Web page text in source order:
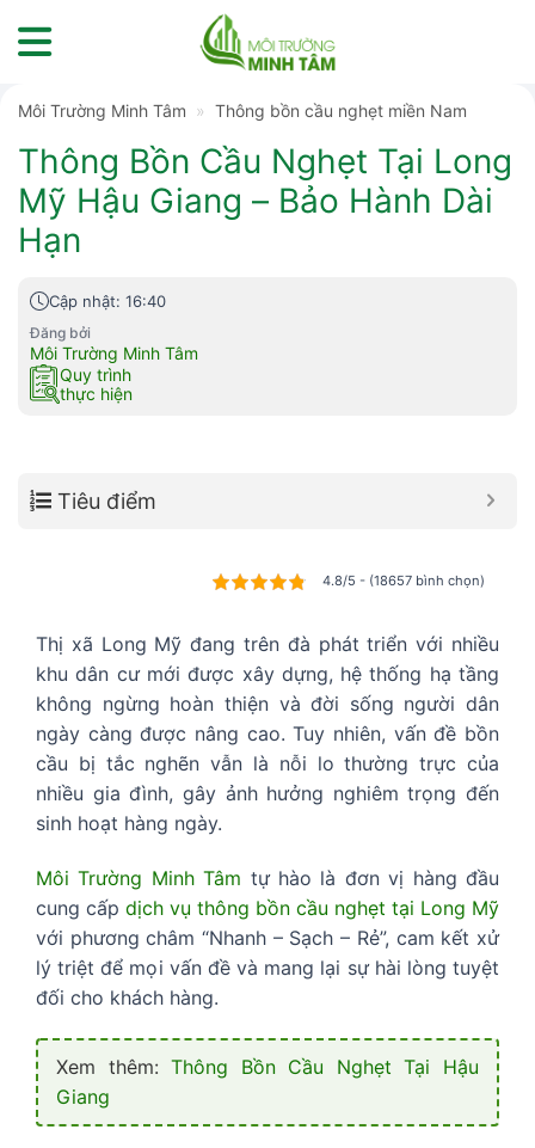
to
Môi Trường Minh Tâm » Thông bồn cầu nghẹt miền Nam
Thông Bồn Cầu Nghẹt Tại Long
Mỹ Hậu Giang – Bảo Hành Dài
Hạn
Cập nhật: 16:40
Đăng bởi
Môi Trường Minh Tâm
Quy trình
thực hiện
Tiêu điểm
4.8/5 - (18657 bình chọn)
Thị xã Long Mỹ đang trên đà phát triển với nhiều
khu dân cư mới được xây dựng, hệ thống hạ tầng
không ngừng hoàn thiện và đời sống người dân
ngày càng được nâng cao. Tuy nhiên, vấn đề bồn
cầu bị tắc nghẽn vẫn là nỗi lo thường trực của
nhiều gia đình, gây ảnh hưởng nghiêm trọng đến
sinh hoạt hàng ngày.
Môi Trường Minh Tâm tự hào là đơn vị hàng đầu
cung cấp dịch vụ thông bồn cầu nghẹt tại Long Mỹ
với phương châm “Nhanh – Sạch – Rẻ”, cam kết xử
lý triệt để mọi vấn đề và mang lại sự hài lòng tuyệt
đối cho khách hàng.
Xem thêm:Thông Bồn Cầu Nghẹt Tại Hậu
Giang